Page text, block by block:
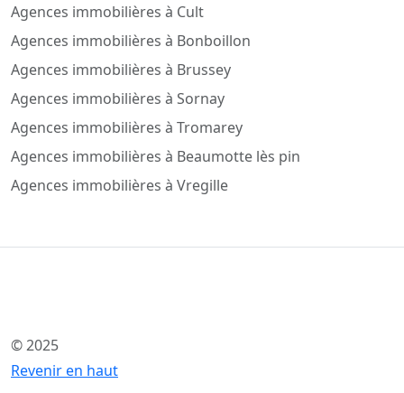
Agences immobilières à Cult
Agences immobilières à Bonboillon
Agences immobilières à Brussey
Agences immobilières à Sornay
Agences immobilières à Tromarey
Agences immobilières à Beaumotte lès pin
Agences immobilières à Vregille
© 2025
Revenir en haut